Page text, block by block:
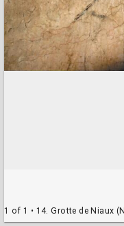
1 of 1 • 14. Grotte de Niaux (Niaux, Ariège,